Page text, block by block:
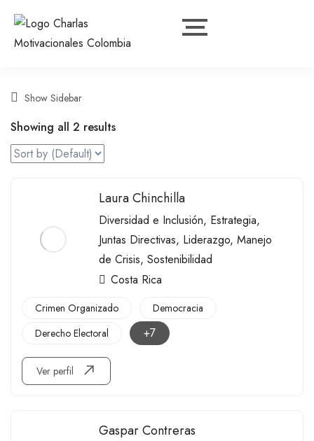
Show Sidebar
Showing all 2 results
Laura Chinchilla
Diversidad e Inclusión, Estrategia,
Juntas Directivas, Liderazgo, Manejo
de Crisis, Sostenibilidad
Costa Rica
Crimen Organizado
Democracia
Derecho Electoral
+7
Ver perfil
Gaspar Contreras